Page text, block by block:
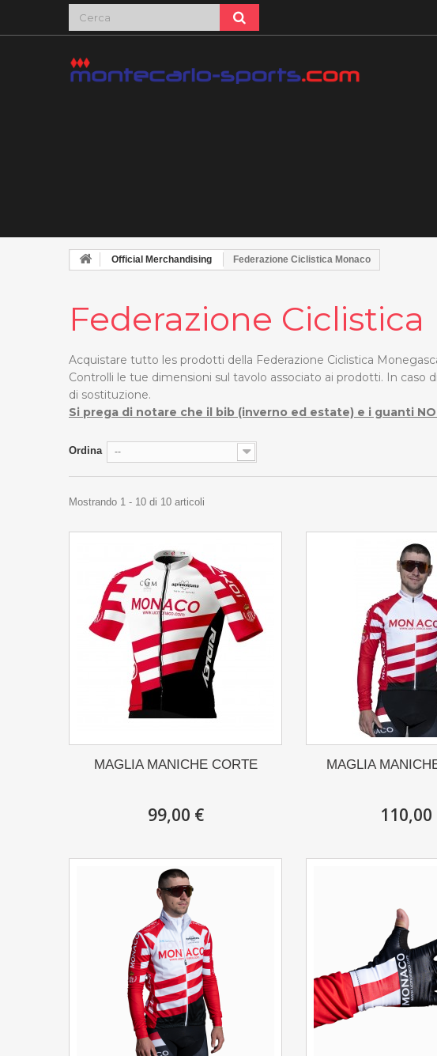
Official Merchandising Federazione Ciclistica Monaco
Federazione
Acquistare tutto les prodotti della Federazione Ciclistica
Controlli le tue dimensioni sul tavolo associato ai prodotti. In
di sostituzione.
Si prega di notare che il bib (inverno ed estate) e i guanti
Ordina --
Mostrando 1 - 10 di 10 articoli
MAGLIA MANICHE CORTE
99,00 €
MAGLIA
110,00